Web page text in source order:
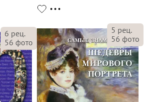
6 рец.
56 фото
5 рец.
56 фото